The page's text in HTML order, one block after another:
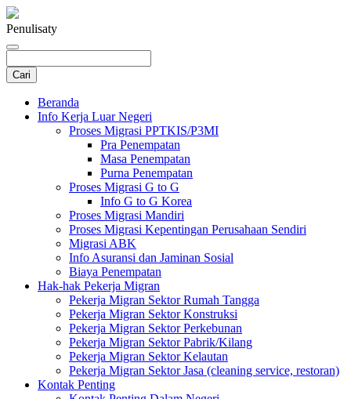
Penulisaty
Beranda
Info Kerja Luar Negeri
Proses Migrasi PPTKIS/P3MI
Pra Penempatan
Masa Penempatan
Purna Penempatan
Proses Migrasi G to G
Info G to G Korea
Proses Migrasi Mandiri
Proses Migrasi Kepentingan Perusahaan Sendiri
Migrasi ABK
Info Asuransi dan Jaminan Sosial
Biaya Penempatan
Hak-hak Pekerja Migran
Pekerja Migran Sektor Rumah Tangga
Pekerja Migran Sektor Konstruksi
Pekerja Migran Sektor Perkebunan
Pekerja Migran Sektor Pabrik/Kilang
Pekerja Migran Sektor Kelautan
Pekerja Migran Sektor Jasa (cleaning service, restoran)
Kontak Penting